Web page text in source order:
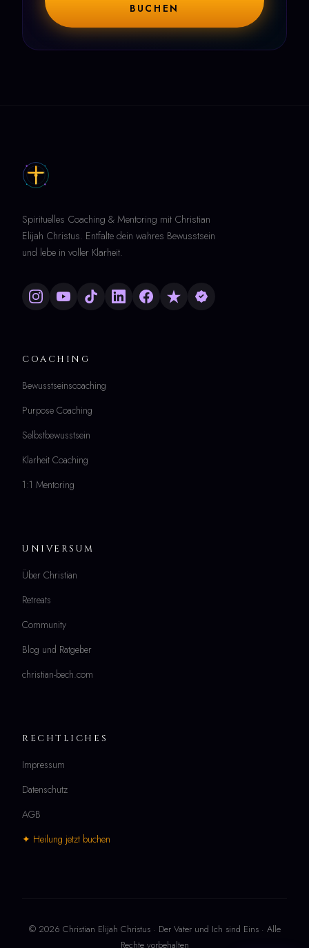
BUCHEN
Spirituelles Coaching & Mentoring mit Christian
Elijah Christus. Entfalte dein wahres Bewusstsein
und lebe in voller Klarheit.
COACHING
Bewusstseinscoaching
Purpose Coaching
Selbstbewusstsein
Klarheit Coaching
1:1 Mentoring
UNIVERSUM
Über Christian
Retreats
Community
Blog und Ratgeber
christian-bech.com
RECHTLICHES
Impressum
Datenschutz
AGB
✦ Heilung jetzt buchen
© 2026 Christian Elijah Christus · Der Vater und Ich sind Eins · Alle
Rechte vorbehalten